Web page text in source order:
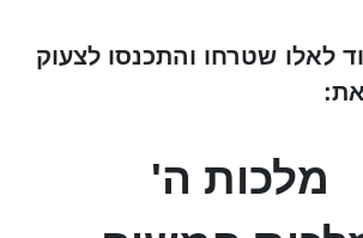
לאלו שטרחו והתכנסו לצעוק
מלכות ה'